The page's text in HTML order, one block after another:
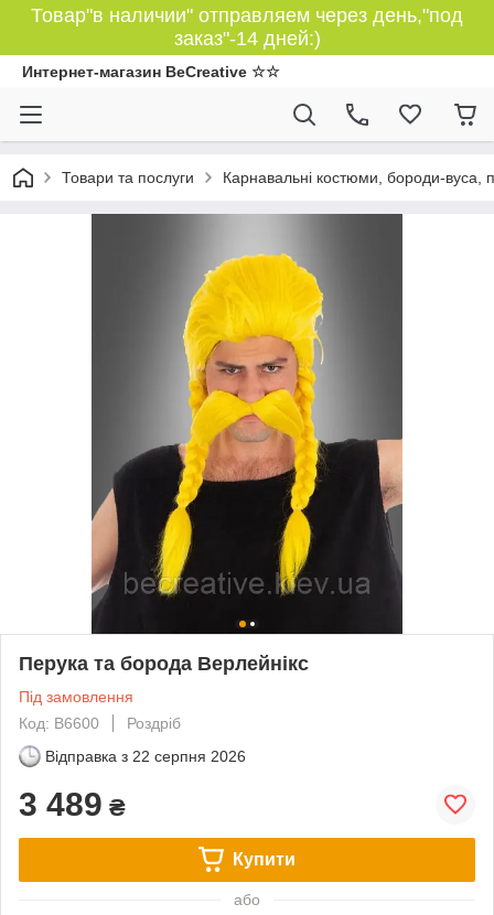
Товар"в наличии" отправляем через день,"под
заказ"-14 дней:)
Интернет-магазин BeCreative ☆☆
Товари та послуги Карнавальні костюми, бороди-вуса,
Перука та борода Верлейнікс
Під замовлення
Код: B6600
Роздріб
Відправка з 22 серпня 2026
3 489 ₴
Купити
або